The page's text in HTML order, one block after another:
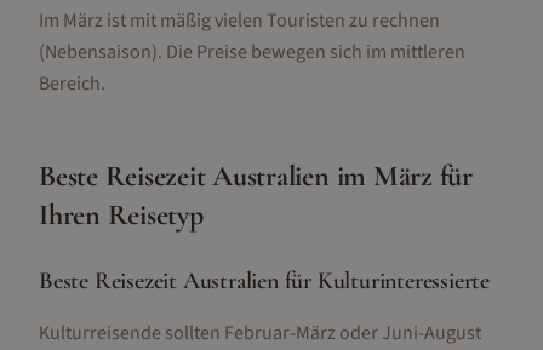
Im März ist mit mäßig vielen Touristen zu rechnen
(Nebensaison). Die Preise bewegen sich im mittleren
Bereich.
Beste ReisezeitAustralien im März für
Ihren Reisetyp
Beste Reisezeit Australien für Kulturinteressierte
Kulturreisende sollten Februar-März oder Juni-August